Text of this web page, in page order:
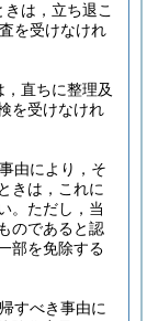
は，立ち退こ
を受けなけれ
直ちに整理及
を受けなけれ
由により，そ
きは，これに
。 ただし，当
のであると認
部を免除する
すべき事由に